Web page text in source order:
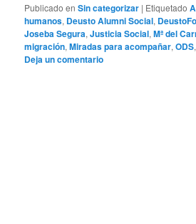
Publicado en Sin categorizar | Etiquetado
humanos, Deusto Alumni Social,
Joseba Segura,Justicia Social,Mª del
migración,Miradas para acompañar,ODS
Deja un comentario